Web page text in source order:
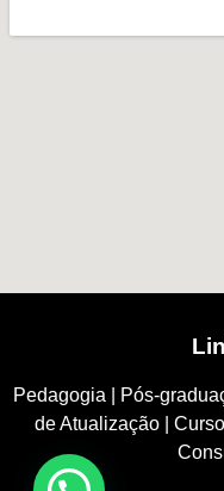
Pedagogia Pós-
de Atualização|